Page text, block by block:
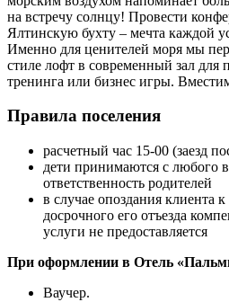
на встречу солнцу! Провести
Ялтинскую бухту – мечта каждой
Именно для ценителей моря мы
стиле лофт в современный зал для
тренинга или бизнес игры.
Правила поселения
расчетный час 15-00 (заезд
дети принимаются с любого
ответственность родителей
в случае опоздания клиента
досрочного его отъезда
услуги не предоставляется
При оформлении в Отель
Ваучер.